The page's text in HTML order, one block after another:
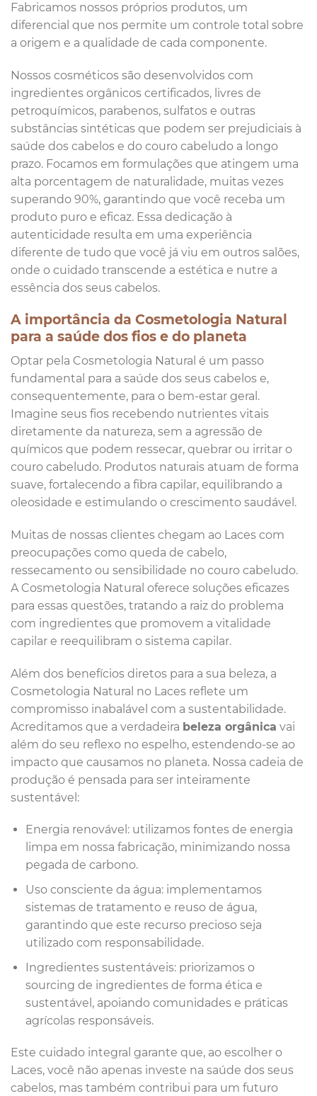
Fabricamos nossos próprios produtos, um
diferencial que nos permite um controle total sobre
a origem e a qualidade de cada componente.
Nossos cosméticos são desenvolvidos com
ingredientes orgânicos certificados, livres de
petroquímicos, parabenos, sulfatos e outras
substâncias sintéticas que podem ser prejudiciais à
saúde dos cabelos e do couro cabeludo a longo
prazo. Focamos em formulações que atingem uma
alta porcentagem de naturalidade, muitas vezes
superando 90%, garantindo que você receba um
produto puro e eficaz. Essa dedicação à
autenticidade resulta em uma experiência
diferente de tudo que você já viu em outros salões,
onde o cuidado transcende a estética e nutre a
essência dos seus cabelos.
A importância da Cosmetologia Natural
para a saúde dos fios e do planeta
Optar pela Cosmetologia Natural é um passo
fundamental para a saúde dos seus cabelos e,
consequentemente, para o bem-estar geral.
Imagine seus fios recebendo nutrientes vitais
diretamente da natureza, sem a agressão de
químicos que podem ressecar, quebrar ou irritar o
couro cabeludo. Produtos naturais atuam de forma
suave, fortalecendo a fibra capilar, equilibrando a
oleosidade e estimulando o crescimento saudável.
Muitas de nossas clientes chegam ao Laces com
preocupações como queda de cabelo,
ressecamento ou sensibilidade no couro cabeludo.
A Cosmetologia Natural oferece soluções eficazes
para essas questões, tratando a raiz do problema
com ingredientes que promovem a vitalidade
capilar e reequilibram o sistema capilar.
Além dos benefícios diretos para a sua beleza, a
Cosmetologia Natural no Laces reflete um
compromisso inabalável com a sustentabilidade.
Acreditamos que a verdadeira beleza orgânica vai
além do seu reflexo no espelho, estendendo-se ao
impacto que causamos no planeta. Nossa cadeia de
produção é pensada para ser inteiramente
sustentável:
Energia renovável: utilizamos fontes de energia
limpa em nossa fabricação, minimizando nossa
pegada de carbono.
Uso consciente da água: implementamos
sistemas de tratamento e reuso de água,
garantindo que este recurso precioso seja
utilizado com responsabilidade.
Ingredientes sustentáveis: priorizamos o
sourcing de ingredientes de forma ética e
sustentável, apoiando comunidades e práticas
agrícolas responsáveis.
Este cuidado integral garante que, ao escolher o
Laces, você não apenas investe na saúde dos seus
cabelos, mas também contribui para um futuro